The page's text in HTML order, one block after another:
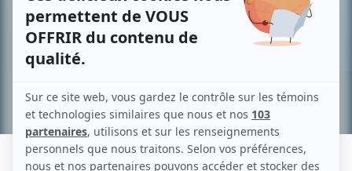
Recherche avancée »
SAMUEL CHIASSON